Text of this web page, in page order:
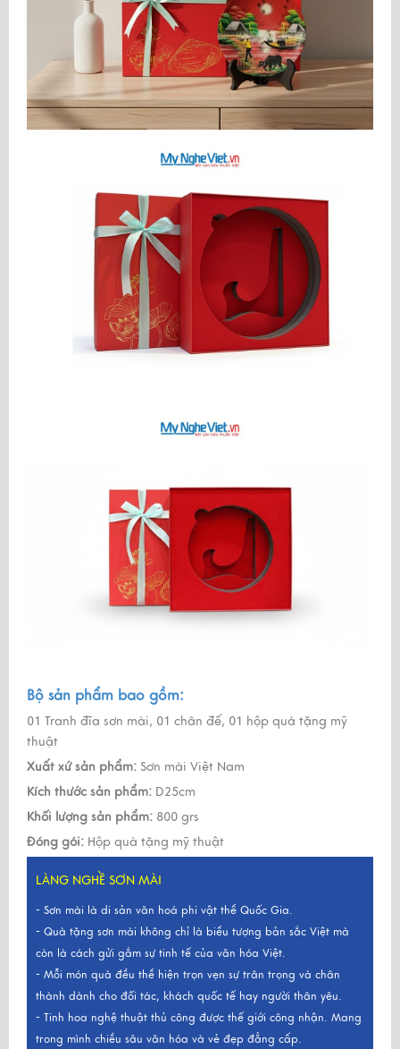
Bộ sản phẩm bao gồm:
01 Tranh đĩa sơn mài, 01 chân đế, 01 hộp quà tặng mỹ
thuật
Xuất xứ sản phẩm: Sơn mài Việt Nam
Kích thước sản phẩm: D25cm
Khối lượng sản phẩm: 800 grs
Đóng gói: Hộp quà tặng mỹ thuật
LÀNG NGHỀ SƠN MÀI
- Sơn mài là di sản văn hoá phi vật thể Quốc Gia.
- Quà tặng sơn mài không chỉ là biểu tượng bản sắc Việt mà
còn là cách gửi gắm sự tinh tế của văn hóa Việt.
- Mỗi món quà đều thể hiện trọn vẹn sự trân trọng và chân
thành dành cho đối tác, khách quốc tế hay người thân yêu.
- Tinh hoa nghệ thuật thủ công được thế giới công nhận. Mang
trong mình chiều sâu văn hóa và vẻ đẹp đẳng cấp.